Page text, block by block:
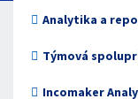
Cestovky
Neziskové
Analytika a
Týmová
Incomaker
KTERÉ